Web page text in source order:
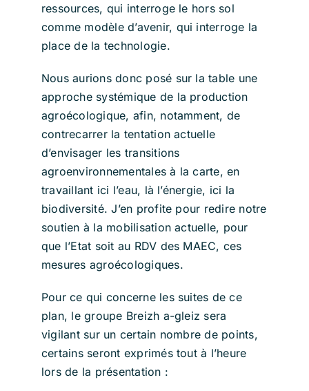
ressources, qui interroge le hors sol
comme modèle d’avenir, qui interroge la
place de la technologie.
Nous aurions donc posé sur la table une
approche systémique de la production
agroécologique, afin, notamment, de
contrecarrer la tentation actuelle
d’envisager les transitions
agroenvironnementales à la carte, en
travaillant ici l’eau, là l’énergie, ici la
biodiversité. J’en profite pour redire notre
soutien à la mobilisation actuelle, pour
que l’Etat soit au RDV des MAEC, ces
mesures agroécologiques.
Pour ce qui concerne les suites de ce
plan, le groupe Breizh a-gleiz sera
vigilant sur un certain nombre de points,
certains seront exprimés tout à l’heure
lors de la présentation :